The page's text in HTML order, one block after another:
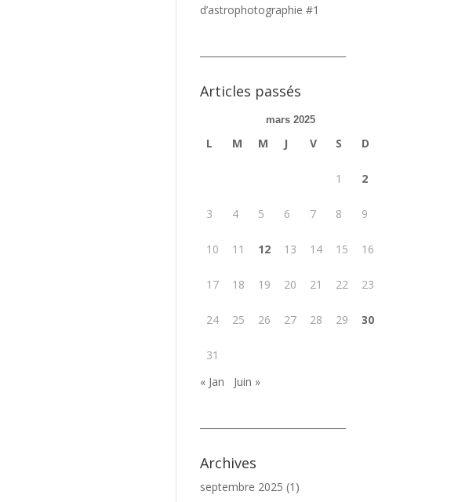
d’astrophotographie #1
Articles passés
mars 2025
L M M J V S D
1 2
3 4 5 6 7 8 9
10 11 12 13 14 15 16
17 18 19 20 21 22 23
24 25 26 27 28 29 30
31
« Jan
Juin »
Archives
septembre 2025 (1)